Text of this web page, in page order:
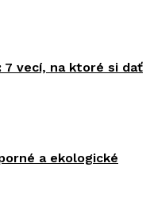
7 vecí, na ktoré si dať
a ekologické